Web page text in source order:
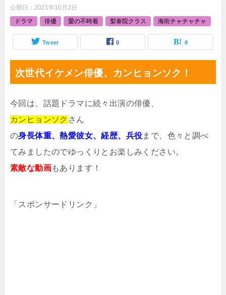
公開日： 2021年10月2日
ドラマ
俳優 愛の不時着 梨泰院クラス 海街チャチャチャ
Tweet 0 0
次世代イケメン俳優、カンヒョンソク！
今回は、話題ドラマに続々出演の俳優、
カンヒョンソク さん
の身長体重、熱愛彼女、経歴、兵役まで、色々と調べ
てみましたのでゆっくりとお楽しみください。
素敵な動画もあります！
「スポンサードリンク」